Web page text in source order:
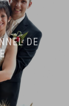
DE